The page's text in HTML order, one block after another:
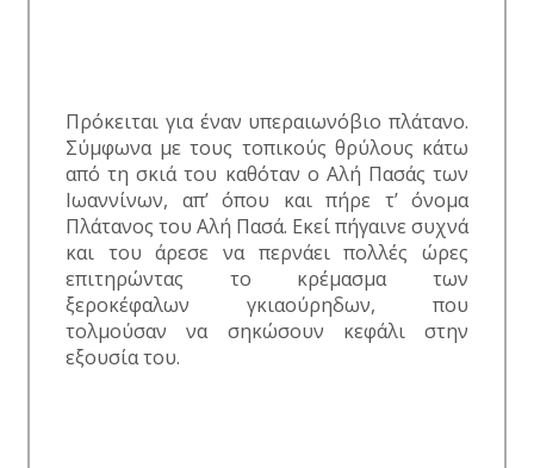
Πρόκειται για έναν υπεραιωνόβιο πλάτανο.
Σύμφωνα με τους τοπικούς θρύλους κάτω
από τη σκιά του καθόταν ο Αλή Πασάς των
Ιωαννίνων, απ’ όπου και πήρε τ’ όνομα
Πλάτανος του Αλή Πασά. Εκεί πήγαινε συχνά
και του άρεσε να περνάει πολλές ώρες
επιτηρώντας το κρέμασμα των
ξεροκέφαλων γκιαούρηδων, που
τολμούσαν να σηκώσουν κεφάλι στην
εξουσία του.